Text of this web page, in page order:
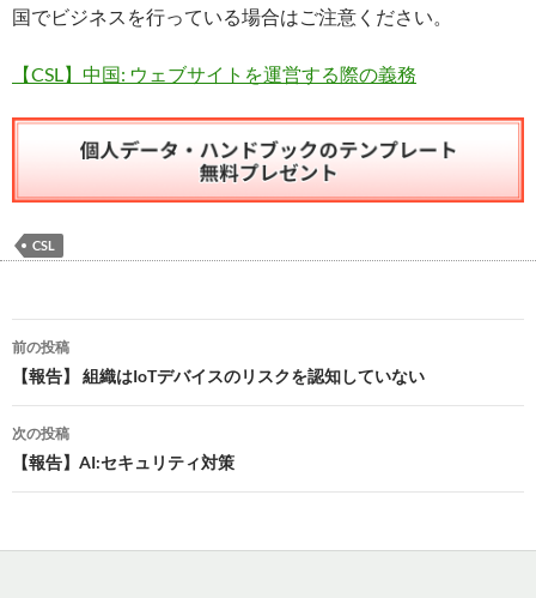
国でビジネスを行っている場合はご注意ください。
【CSL】中国: ウェブサイトを運営する際の義務
CSL
投
稿
ナ
ビ
ゲ
ー
前の投稿
【報告】 組織はIoTデバイスのリスクを認知していない
次の投稿
【報告】AI:セキュリティ対策